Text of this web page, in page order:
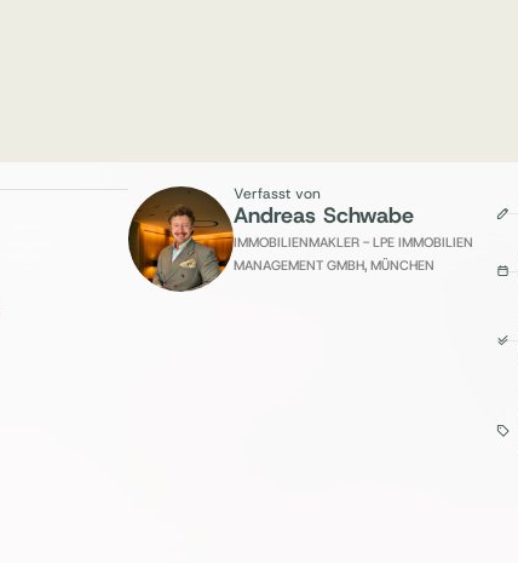
Verfasst von
Andreas Schwabe
IMMOBILIENMAKLER - LPE IMMOBILIEN
MANAGEMENT GMBH, MÜNCHEN